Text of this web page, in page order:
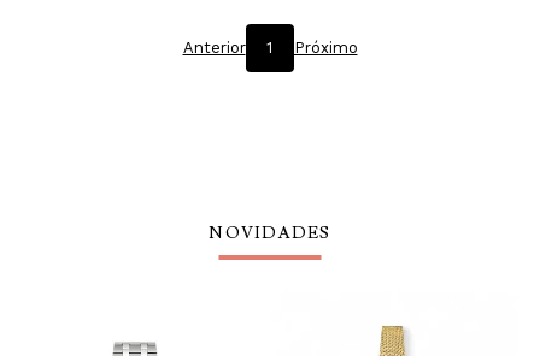
Anterior 1 Próximo
NOVIDADES